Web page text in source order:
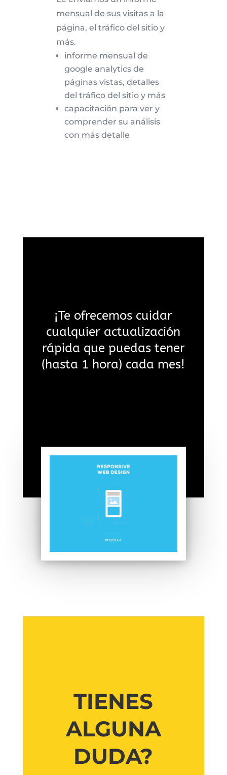
mensual de sus visitas a la
página, el tráfico del sitio y
más.
informe mensual de
google analytics de
páginas vistas, detalles
del tráfico del sitio y más
capacitación para ver y
comprender su análisis
con más detalle
¡Te ofrecemos cuidar
cualquier actualización
rápida que puedas tener
(hasta 1 hora) cada mes!
TIENES
ALGUNA
DUDA?